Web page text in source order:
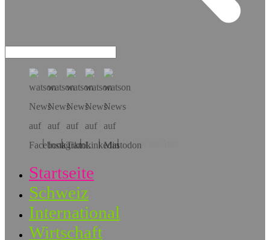
Hol dir die App!
Startseite
Schweiz
International
Wirtschaft